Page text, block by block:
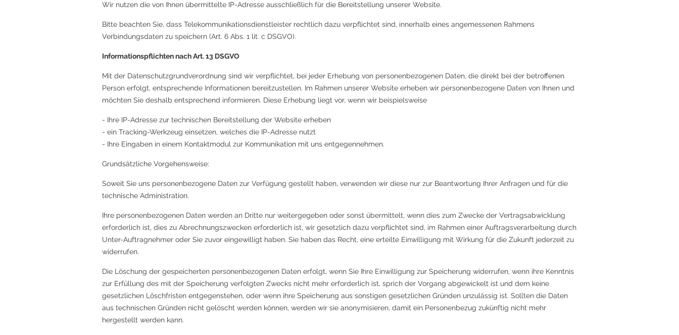
Wir nutzen die von Ihnen übermittelte IP-Adresse ausschließlich für die Bereitstellung unserer Website.
Bitte beachten Sie, dass Telekommunikationsdienstleister rechtlich dazu verpflichtet sind, innerhalb eines angemessenen Rahmens
Verbindungsdaten zu speichern (Art. 6 Abs. 1 lit. c DSGVO).
Informationspflichten nach Art. 13 DSGVO
Mit der Datenschutzgrundverordnung sind wir verpflichtet, bei jeder Erhebung von personenbezogenen Daten, die direkt bei der betroffenen
Person erfolgt, entsprechende Informationen bereitzustellen. Im Rahmen unserer Website erheben wir personenbezogene Daten von Ihnen und
möchten Sie deshalb entsprechend informieren. Diese Erhebung liegt vor, wenn wir beispielsweise
- Ihre IP-Adresse zur technischen Bereitstellung der Website erheben
- ein Tracking-Werkzeug einsetzen, welches die IP-Adresse nutzt
- Ihre Eingaben in einem Kontaktmodul zur Kommunikation mit uns entgegennehmen.
Grundsätzliche Vorgehensweise:
Soweit Sie uns personenbezogene Daten zur Verfügung gestellt haben, verwenden wir diese nur zur Beantwortung Ihrer Anfragen und für die
technische Administration.
Ihre personenbezogenen Daten werden an Dritte nur weitergegeben oder sonst übermittelt, wenn dies zum Zwecke der Vertragsabwicklung
erforderlich ist, dies zu Abrechnungszwecken erforderlich ist, wir gesetzlich dazu verpflichtet sind, im Rahmen einer Auftragsverarbeitung durch
Unter-Auftragnehmer oder Sie zuvor eingewilligt haben. Sie haben das Recht, eine erteilte Einwilligung mit Wirkung für die Zukunft jederzeit zu
widerrufen.
Die Löschung der gespeicherten personenbezogenen Daten erfolgt, wenn Sie Ihre Einwilligung zur Speicherung widerrufen, wenn ihre Kenntnis
zur Erfüllung des mit der Speicherung verfolgten Zwecks nicht mehr erforderlich ist, sprich der Vorgang abgewickelt ist und dem keine
gesetzlichen Löschfristen entgegenstehen, oder wenn ihre Speicherung aus sonstigen gesetzlichen Gründen unzulässig ist. Sollten die Daten
aus technischen Gründen nicht gelöscht werden können, werden wir sie anonymisieren, damit ein Personenbezug zukünftig nicht mehr
hergestellt werden kann.